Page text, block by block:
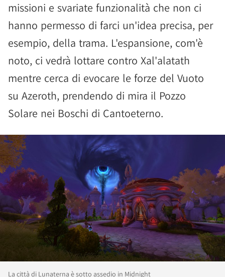
missioni e svariate funzionalità che non ci
hanno permesso di farci un'idea precisa, per
esempio, della trama. L'espansione, com'è
noto, ci vedrà lottare contro Xal'alatath
mentre cerca di evocare le forze del Vuoto
su Azeroth, prendendo di mira il Pozzo
Solare nei Boschi di Cantoeterno.
La città di Lunaterna è sotto assedio in Midnight